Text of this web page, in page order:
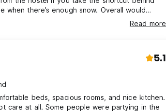
when there’s enough snow. Overall would
Read more
5.1
beds, spacious rooms, and nice kitchen.
care at all. Some people were partying in the